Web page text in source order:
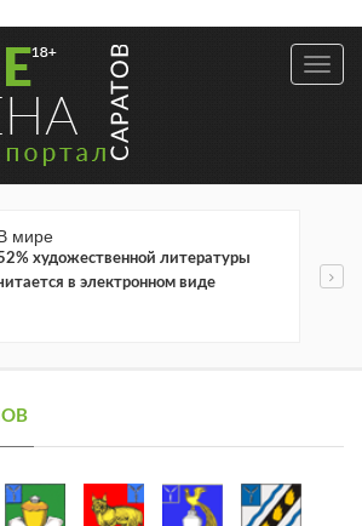
мире
художественной литературы
в электронном виде